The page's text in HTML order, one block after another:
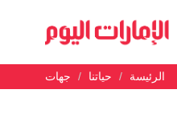
الرئيسة حياتنا جهات